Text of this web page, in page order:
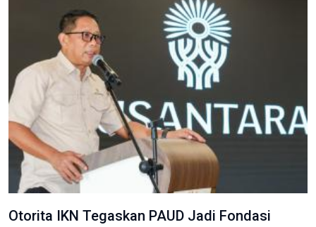
Otorita IKN Tegaskan PAUD Jadi Fondasi